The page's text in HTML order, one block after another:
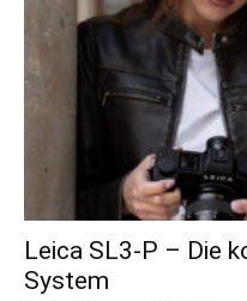
Leica SL3-P – Die
System